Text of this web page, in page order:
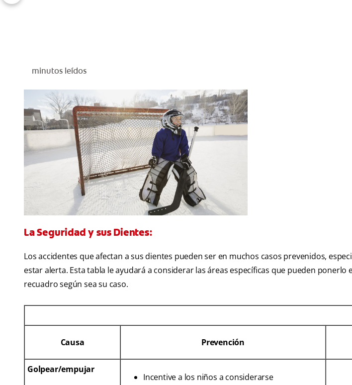
minutos leídos
La Seguridad y sus Dientes:
Los accidentes que afectan a sus dientes pueden ser en muchos casos prevenidos,
estar alerta. Esta tabla le ayudará a considerar las áreas específicas que pueden
recuadro según sea su caso.
Causa Prevención
Golpear/empujar
Incentive a los niños a considerarse